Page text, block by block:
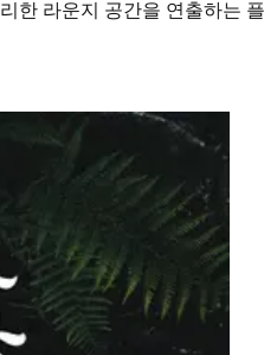
한 라운지 공간을 연출하는 플